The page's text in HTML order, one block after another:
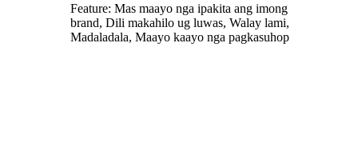
Feature: Mas maayo nga ipakita ang imong
brand, Dili makahilo ug luwas, Walay lami,
Madaladala, Maayo kaayo nga pagkasuhop